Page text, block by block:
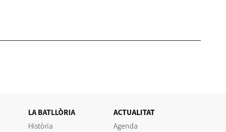
LA BATLLÒRIA
Història
ACTUALITAT
Agenda